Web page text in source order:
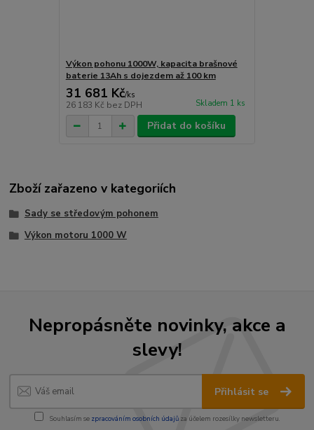
Výkon pohonu 1000W, kapacita brašnové
baterie 13Ah s dojezdem až 100 km
31 681 Kč/ks
26 183 Kč bez DPH Skladem 1 ks
Přidat do košíku
Zboží zařazeno v kategoriích
Sady se středovým pohonem
Výkon motoru 1000 W
Nepropásněte novinky, akce a
slevy!
Přihlásit se
Souhlasím se zpracováním osobních údajůza účelem rozesílky newsletteru.